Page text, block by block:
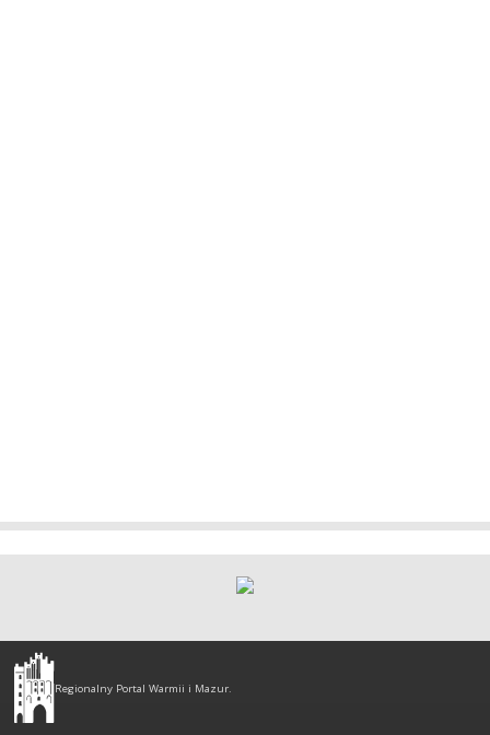
Olsztyn
-
regionalny
Regionalny Portal Warmii i Mazur.